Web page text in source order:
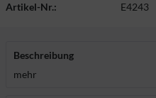
Artikel-Nr.: E4243
Beschreibung
mehr